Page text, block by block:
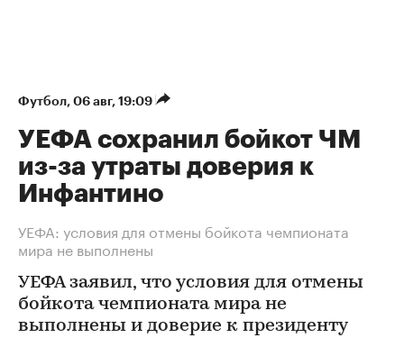
Футбол⁠, 06 авг, 19:09
УЕФА сохранил бойкот ЧМ
из-за утраты доверия к
Инфантино
УЕФА: условия для отмены бойкота чемпионата
мира не выполнены
УЕФА заявил, что условия для отмены
бойкота чемпионата мира не
выполнены и доверие к президенту